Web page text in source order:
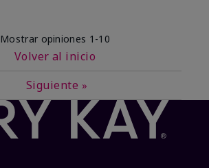
Mostrar opiniones 1-10
Volver al inicio
Siguiente »